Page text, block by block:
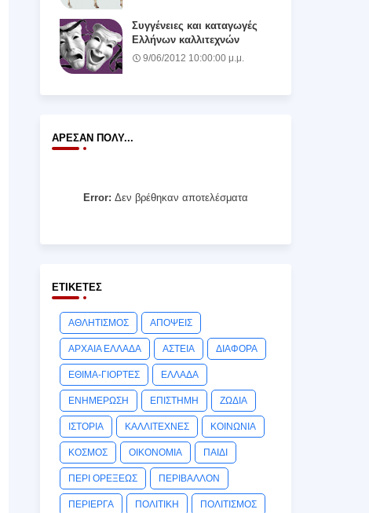
Συγγένειες και καταγωγές
Ελλήνων καλλιτεχνών
9/06/2012 10:00:00 μ.μ.
ΆΡΕΣΑΝ ΠΟΛΎ...
Error: Δεν βρέθηκαν αποτελέσματα
ΕΤΙΚΈΤΕΣ
ΑΘΛΗΤΙΣΜΟΣ ΑΠΟΨΕΙΣ
ΑΡΧΑΙΑ ΕΛΛΑΔΑ ΑΣΤΕΙΑ ΔΙΑΦΟΡΑ
ΕΘΙΜΑ-ΓΙΟΡΤΕΣ ΕΛΛΑΔΑ
ΕΝΗΜΕΡΩΣΗ ΕΠΙΣΤΗΜΗ ΖΩΔΙΑ
ΙΣΤΟΡΙΑ ΚΑΛΛΙΤΕΧΝΕΣ ΚΟΙΝΩΝΙΑ
ΚΟΣΜΟΣ ΟΙΚΟΝΟΜΙΑ ΠΑΙΔΙ
ΠΕΡΙ ΟΡΕΞΕΩΣ ΠΕΡΙΒΑΛΛΟΝ
ΠΕΡΙΕΡΓΑ ΠΟΛΙΤΙΚΗ ΠΟΛΙΤΙΣΜΟΣ